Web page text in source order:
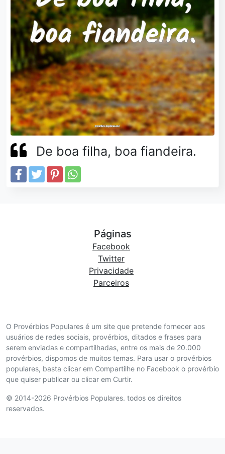
De boa filha, boa fiandeira.
O Provérbios Populares é um site que pretende fornecer aos
usuários de redes sociais, provérbios, ditados e frases para
serem enviadas e compartilhadas, entre os mais de 20.000
provérbios, dispomos de muitos temas. Para usar o provérbios
populares, basta clicar em Compartilhe no Facebook o provérbio
que quiser publicar ou clicar em Curtir.
© 2014-2026 Provérbios Populares. todos os direitos
reservados.
Páginas
Facebook
Twitter
Privacidade
Parceiros